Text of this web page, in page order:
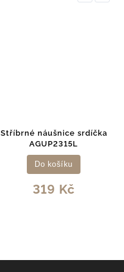
Stříbrné náušnice srdíčka
AGUP2315L
319 Kč
Do košíku